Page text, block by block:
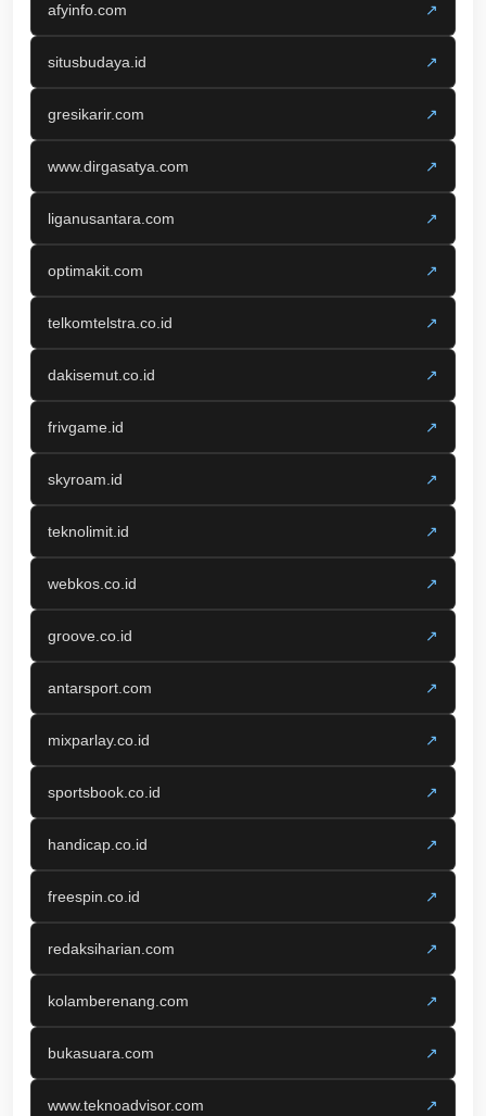
afyinfo.com ↗
situsbudaya.id ↗
gresikarir.com ↗
www.dirgasatya.com ↗
liganusantara.com ↗
optimakit.com ↗
telkomtelstra.co.id ↗
dakisemut.co.id ↗
frivgame.id ↗
skyroam.id ↗
teknolimit.id ↗
webkos.co.id ↗
groove.co.id ↗
antarsport.com ↗
mixparlay.co.id ↗
sportsbook.co.id ↗
handicap.co.id ↗
freespin.co.id ↗
redaksiharian.com ↗
kolamberenang.com ↗
bukasuara.com ↗
www.teknoadvisor.com ↗